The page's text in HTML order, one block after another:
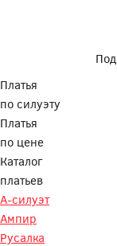
Платья
по силуэту
Платья
по цене
Каталог
платьев
А-силуэт
Ампир
Русалка